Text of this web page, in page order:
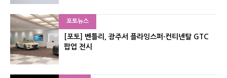
포토뉴스
[포토] 벤틀리, 광주서 플라잉스퍼·컨티넨탈 GTC
팝업 전시